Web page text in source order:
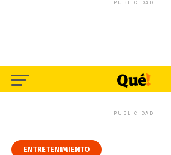
PUBLICIDAD
PUBLICIDAD
ENTRETENIMIENTO